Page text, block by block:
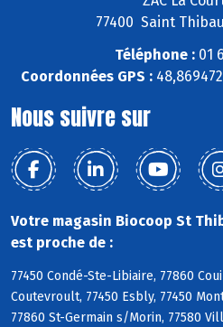
77400 Saint
Téléphone :01
Coordonnées GPS :
Nous suivre sur
Votre magasin Biocoop St
est proche de :
77450 Condé-Ste-Libiaire, 77860
Coutevroult, 77450 Esbly, 77450
77860 St-Germain s/Morin, 77580